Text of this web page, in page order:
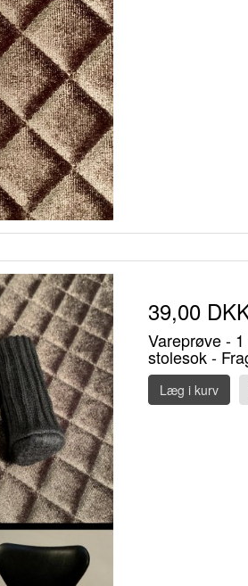
39,00
Vareprøve -
stolesok -
Læg i kurv